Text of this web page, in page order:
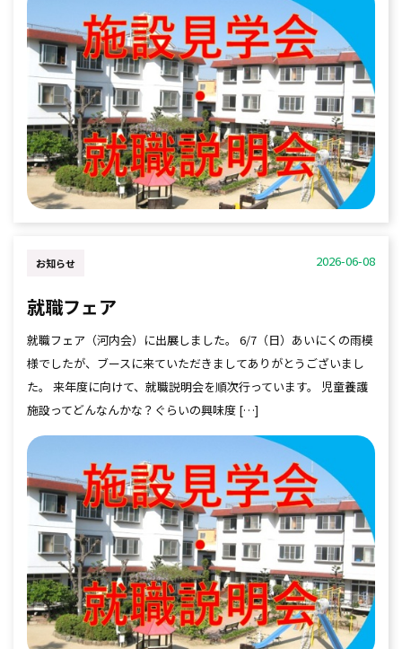
2026-06-08
お知らせ
就職フェア
就職フェア（河内会）に出展しました。 6/7（日）あいにくの雨模
様でしたが、ブースに来ていただきましてありがとうございまし
た。 来年度に向けて、就職説明会を順次行っています。 児童養護
施設ってどんなんかな？ぐらいの興味度 […]